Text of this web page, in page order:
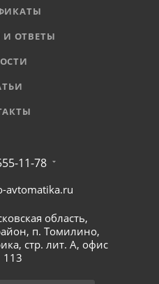
ОТВЕТЫ
11-78
avtomatika.ru
область,
п. Томилино,
стр. лит. А, офис
113